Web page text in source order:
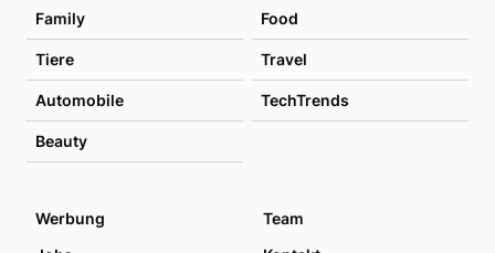
Family Food
Tiere Travel
Automobile TechTrends
Beauty
Werbung
Team